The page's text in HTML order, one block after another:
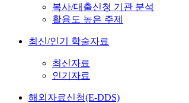
복사/대출신청 기관 분석
활용도 높은 주제
최신/인기 학술자료
최신자료
인기자료
해외자료신청(E-DDS)